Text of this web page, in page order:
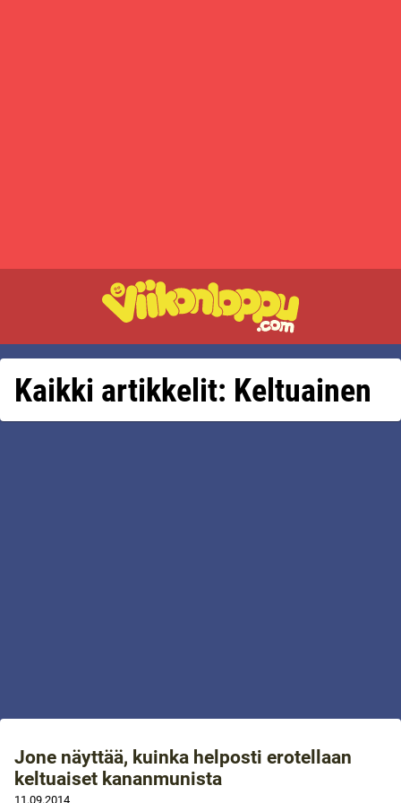
Kaikki artikkelit: Keltuainen
Jone näyttää, kuinka helposti erotellaan
keltuaiset kananmunista
11.09.2014